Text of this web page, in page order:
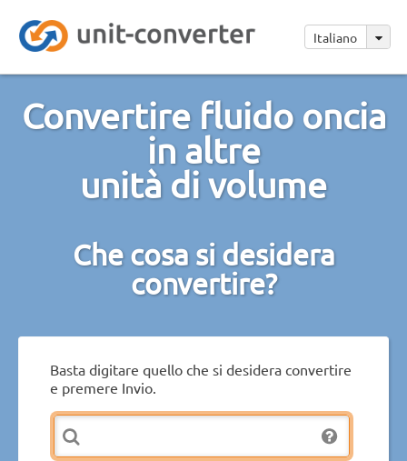
Italiano
Convertire fluido oncia
in altre
unità di volume
Che cosa si desidera
convertire?
Basta digitare quello che si desidera convertire
e premere Invio.